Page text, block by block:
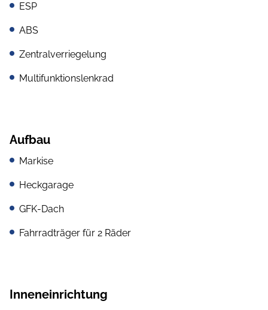
ESP
ABS
Zentralverriegelung
Multifunktionslenkrad
Aufbau
Markise
Heckgarage
GFK-Dach
Fahrradträger für 2 Räder
Inneneinrichtung